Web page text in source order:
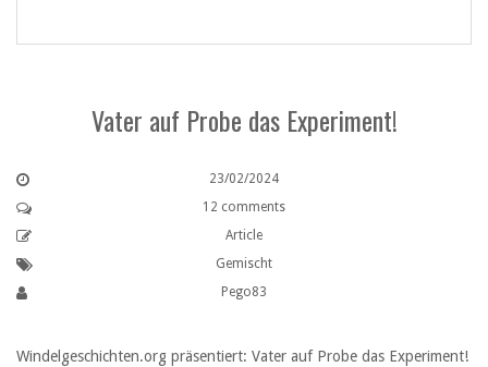
Vater auf Probe das Experiment!
23/02/2024
12 comments
Article
Gemischt
Pego83
Windelgeschichten.org präsentiert: Vater auf Probe das Experiment!